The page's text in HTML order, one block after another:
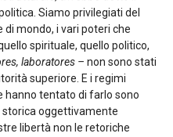
Siamo privilegiati del
mondo, i vari poteri che
spirituale, quello politico,
laboratores – non sono stati
superiore. E i regimi
hanno tentato di farlo sono
storica oggettivamente
libertà non le retoriche